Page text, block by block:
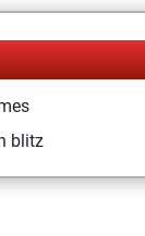
blitz